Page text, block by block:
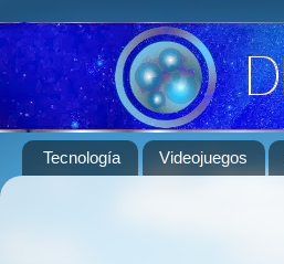
Tecnología Videojuegos